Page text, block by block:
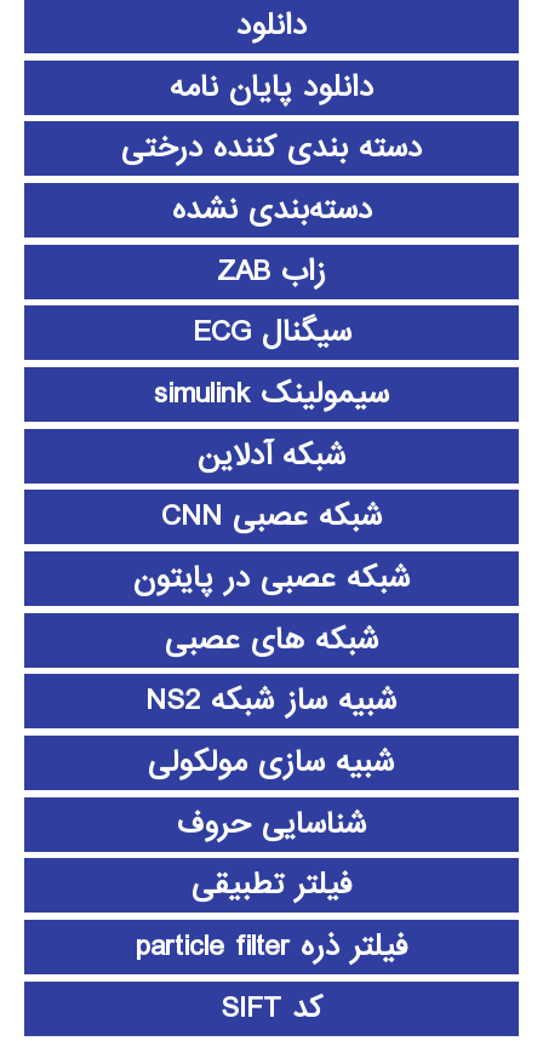
دانلود
دانلود پايان نامه
دسته بندی کننده درختی
دسته‌بندی نشده
زاب ZAB
سیگنال ECG
سیمولینک simulink
شبکه آدلاین
شبکه عصبی CNN
شبکه عصبی در پایتون
شبکه های عصبی
شبیه ساز شبکه NS2
شبیه سازی مولکولی
شناسایی حروف
فیلتر تطبیقی
فیلتر ذره particle filter
کد SIFT